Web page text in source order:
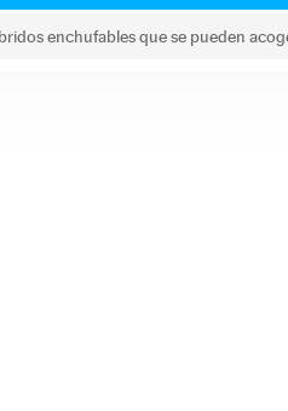
enchufables que se pueden